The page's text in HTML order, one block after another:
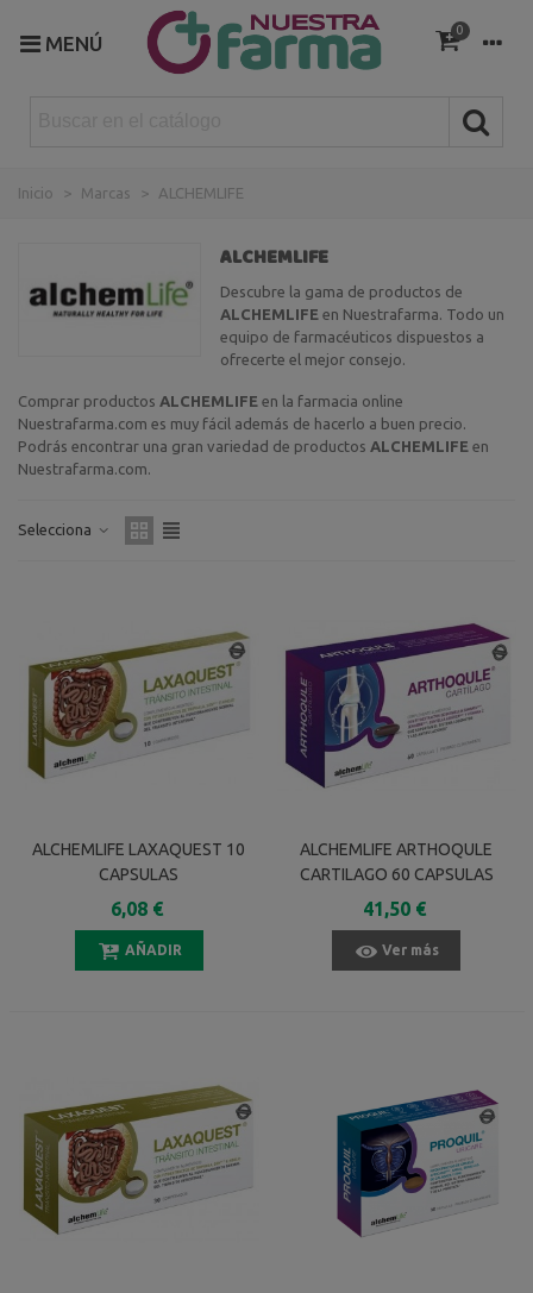
MENÚ
0
Inicio > Marcas > ALCHEMLIFE
ALCHEMLIFE
Descubre la gama de productos de
ALCHEMLIFE en Nuestrafarma. Todo un
equipo de farmacéuticos dispuestos a
ofrecerte el mejor consejo.
Comprar productos ALCHEMLIFE en la farmacia online
Nuestrafarma.com es muy fácil además de hacerlo a buen precio.
Podrás encontrar una gran variedad de productos ALCHEMLIFE en
Nuestrafarma.com.
Selecciona
ALCHEMLIFE LAXAQUEST 10
CAPSULAS
6,08 €
AÑADIR
ALCHEMLIFE ARTHOQULE
CARTILAGO 60 CAPSULAS
41,50 €
Ver más